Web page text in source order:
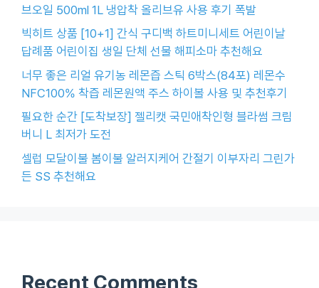
브오일 500ml 1L 냉압착 올리브유 사용 후기 폭발
빅히트 상품 [10+1] 간식 구디백 하트미니세트 어린이날
답례품 어린이집 생일 단체 선물 해피소마 추천해요
너무 좋은 리얼 유기농 레몬즙 스틱 6박스(84포) 레몬수
NFC100% 착즙 레몬원액 주스 하이볼 사용 및 추천후기
필요한 순간 [도착보장] 젤리캣 국민애착인형 블라썸 크림
버니 L 최저가 도전
셀럽 모달이불 봄이불 알러지케어 간절기 이부자리 그린가
든 SS 추천해요
Recent Comments